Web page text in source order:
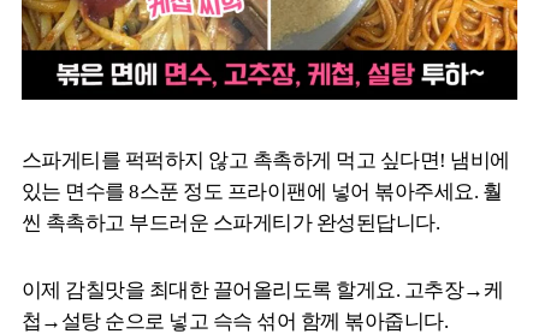
스파게티를 퍽퍽하지 않고 촉촉하게 먹고 싶다면! 냄비에
있는 면수를 8스푼 정도 프라이팬에 넣어 볶아주세요. 훨
씬 촉촉하고 부드러운 스파게티가 완성된답니다.
이제 감칠맛을 최대한 끌어올리도록 할게요. 고추장→케
첩→설탕 순으로 넣고 슥슥 섞어 함께 볶아줍니다.